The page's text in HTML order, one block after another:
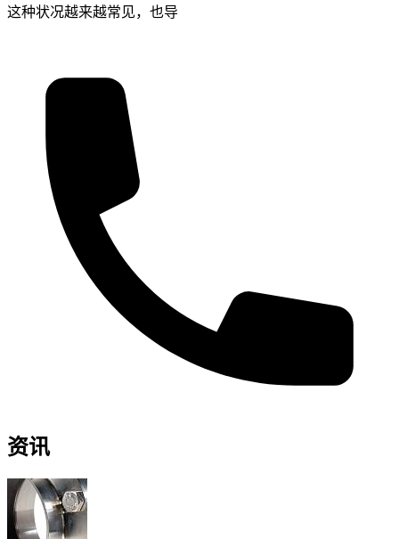
这种状况越来越常见，也导
资讯